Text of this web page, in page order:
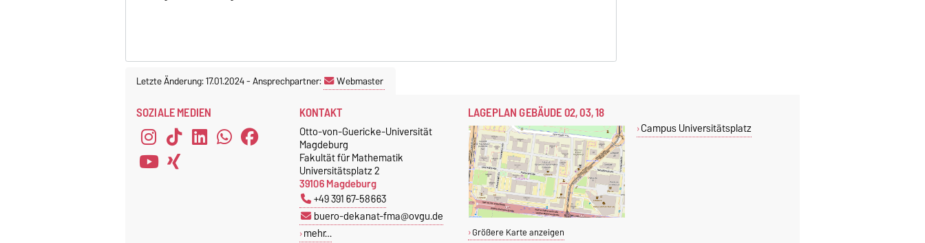
Letzte Änderung: 17.01.2024-Ansprechpartner: Webmaster
SOZIALE MEDIEN KONTAKT
Otto-von-Guericke-Universität
Magdeburg
Fakultät für Mathematik
Universitätsplatz 2
39106 Magdeburg
+49 391 67-58663
buero-dekanat-fma@ovgu.de
mehr…
LAGEPLAN GEBÄUDE 02, 03, 18
Größere Karte anzeigen
Campus Universitätsplatz